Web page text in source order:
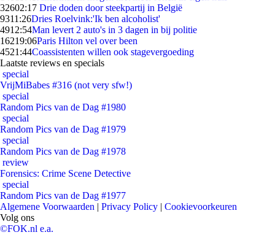
32602:17 Drie doden door steekpartij in België
9311:26Dries Roelvink:'Ik ben alcoholist'
4912:54Man levert 2 auto's in 3 dagen in bij politie
16219:06Paris Hilton vel over been
4521:44Coassistenten willen ook stagevergoeding
Laatste reviews en specials
special
VrijMiBabes #316 (not very sfw!)
special
Random Pics van de Dag #1980
special
Random Pics van de Dag #1979
special
Random Pics van de Dag #1978
review
Forensics: Crime Scene Detective
special
Random Pics van de Dag #1977
Algemene Voorwaarden | Privacy Policy | Cookievoorkeuren
Volg ons
©FOK.nl e.a.